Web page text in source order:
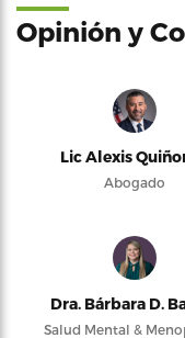
Opinión y
Lic Alexis
Abogado
Dra. Bárbara D.
Salud Mental &